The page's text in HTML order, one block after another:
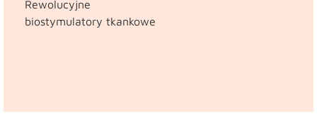
Rewolucyjne
biostymulatory tkankowe